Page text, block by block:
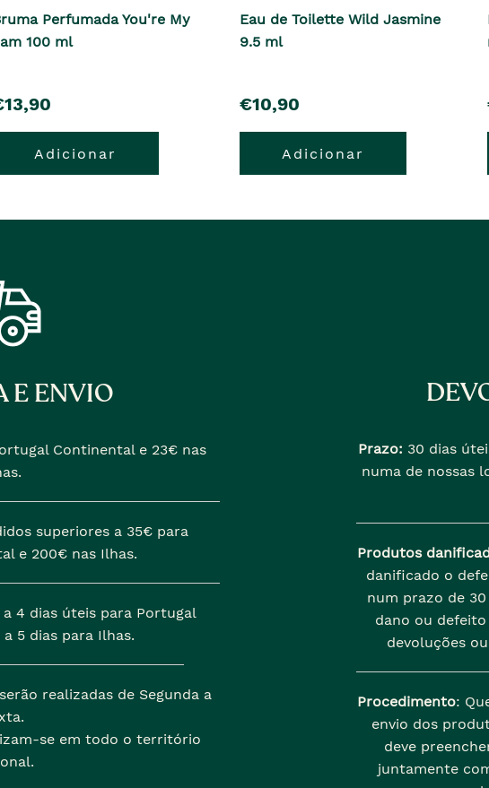
Perfumada You're My
100 ml
Adicionar
Eau de Toilette Wild Jasmine
9.5 ml
pre�o
€10,90
Adicionar
E ENVIO
Continental e 23€ nas
superiores a 35€ para
e 200€ nas Ilhas.
a 4 dias úteis para Portugal
5 dias para Ilhas.
realizadas de Segunda a
se em todo o território
Prazo: 30 dias
numa de nossas
Produtos
danificado o
num prazo de
dano ou
devoluções
Procedimento:
envio dos
deve
juntamente